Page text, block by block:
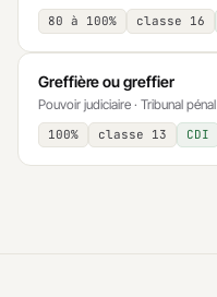
80 à 100% classe 16
Greffière ou greffier
Pouvoir judiciaire · Tribunal pénal
100% classe 13 CDI